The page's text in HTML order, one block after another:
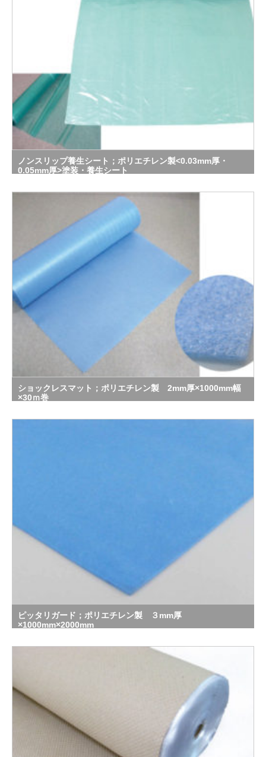
ノンスリップ養生シート；ポリエチレン製<0.03mm厚・
0.05mm厚>塗装・養生シート
ショックレスマット；ポリエチレン製 2mm厚×1000mm幅
×30ｍ巻
ピッタリガード；ポリエチレン製 ３mm厚
×1000mm×2000mm